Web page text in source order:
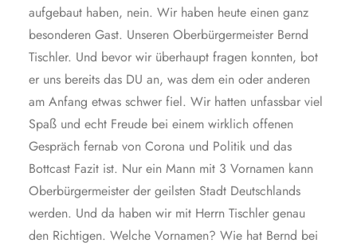
aufgebaut haben, nein. Wir haben heute einen ganz
besonderen Gast. Unseren Oberbürgermeister Bernd
Tischler. Und bevor wir überhaupt fragen konnten, bot
er uns bereits das DU an, was dem ein oder anderen
am Anfang etwas schwer fiel. Wir hatten unfassbar viel
Spaß und echt Freude bei einem wirklich offenen
Gespräch fernab von Corona und Politik und das
Bottcast Fazit ist. Nur ein Mann mit 3 Vornamen kann
Oberbürgermeister der geilsten Stadt Deutschlands
werden. Und da haben wir mit Herrn Tischler genau
den Richtigen. Welche Vornamen? Wie hat Bernd bei